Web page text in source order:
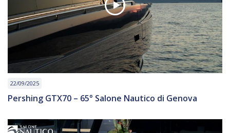
22/09/2025
Pershing GTX70 – 65° Salone Nautico di Genova